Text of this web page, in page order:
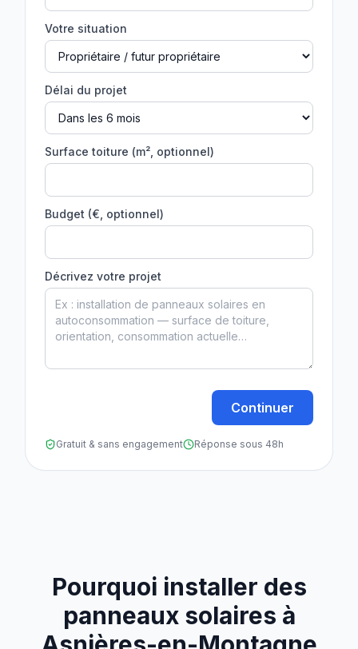
Votre situation
Délai du projet
Surface toiture (m², optionnel)
Budget (€, optionnel)
Décrivez votre projet
Continuer
Gratuit & sans engagement Réponse sous 48h
Pourquoi installer des
panneaux solaires à